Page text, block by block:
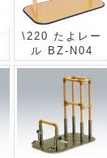
\220 たよレー
ル BZ-N04